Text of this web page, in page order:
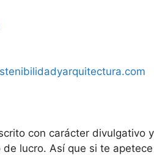
con carácter divulgativo y
lucro. Así que si te apetece